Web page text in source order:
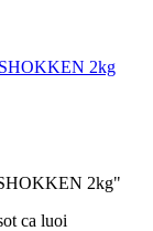
2kg
2kg"
ca luoi